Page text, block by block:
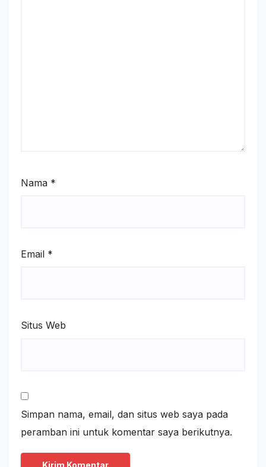
Nama *
Email *
Situs Web
Simpan nama, email, dan situs web saya pada
peramban ini untuk komentar saya berikutnya.